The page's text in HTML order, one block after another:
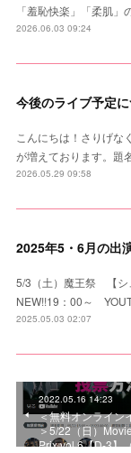
「羞恥快楽」「柔肌
2026.06.03 09:24
こんにちは！さりげな
が増えております。題
2026.05.29 09:58
5/3（土）魔王祭 【シ
NEW!!19：00～
2025.05.03 02:07
2022.05.16 14:23
＜無料オンライン
＞5/22（日）
Prix vol.6【D-3】